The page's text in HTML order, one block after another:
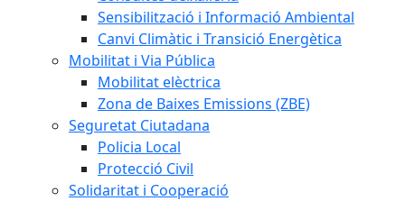
Sensibilització i Informació Ambiental
Canvi Climàtic i Transició Energètica
Mobilitat i Via Pública
Mobilitat elèctrica
Zona de Baixes Emissions (ZBE)
Seguretat Ciutadana
Policia Local
Protecció Civil
Solidaritat i Cooperació